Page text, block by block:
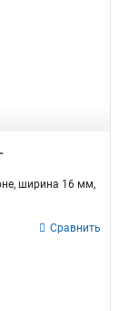
ширина 16 мм,
Сравнить